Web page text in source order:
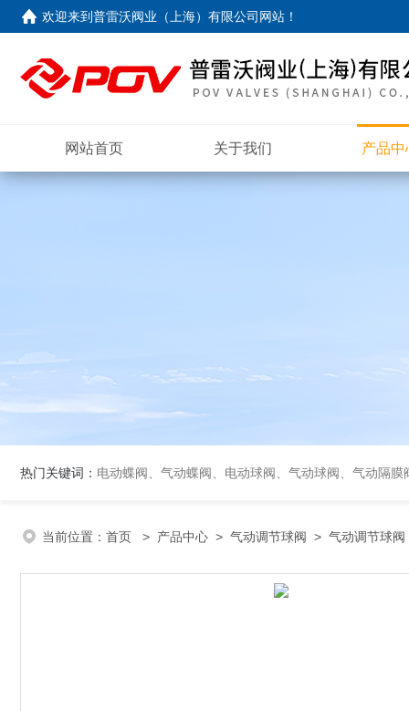
欢迎来到普雷沃阀业（上海）有限公司网站 ！
网站首页 关于我们 产品中
热门关键词： 电动蝶阀、气动蝶阀、电动球阀、气动球阀、气动隔
当前位置： 首页 > 产品中心 > 气动调节球阀 > 气动调节球阀